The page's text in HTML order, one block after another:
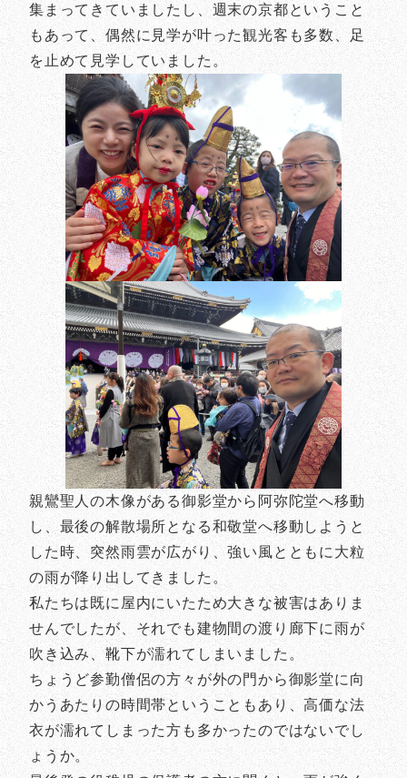
集まってきていましたし、週末の京都ということ
もあって、偶然に見学が叶った観光客も多数、足
を止めて見学していました。
親鸞聖人の木像がある御影堂から阿弥陀堂へ移動
し、最後の解散場所となる和敬堂へ移動しようと
した時、突然雨雲が広がり、強い風とともに大粒
の雨が降り出してきました。
私たちは既に屋内にいたため大きな被害はありま
せんでしたが、それでも建物間の渡り廊下に雨が
吹き込み、靴下が濡れてしまいました。
ちょうど参勤僧侶の方々が外の門から御影堂に向
かうあたりの時間帯ということもあり、高価な法
衣が濡れてしまった方も多かったのではないでし
ょうか。